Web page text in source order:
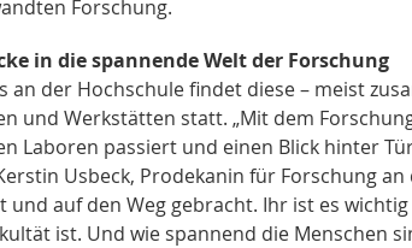
Forschung.
in die spannende Welt der Forschung
an der Hochschule findet diese – meist
und Werkstätten statt. „Mit dem
Laboren passiert und einen Blick hinter
Usbeck, Prodekanin für Forschung
und auf den Weg gebracht. Ihr ist es
ist. Und wie spannend die Menschen